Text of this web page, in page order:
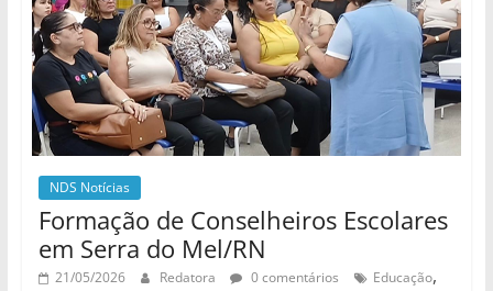
NDS Notícias
Formação de Conselheiros Escolares
em Serra do Mel/RN
21/05/2026 Redatora 0 comentários Educação,